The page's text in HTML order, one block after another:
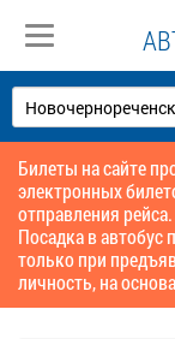
Билеты на сайте
электронных
отправления
Посадка в автобус
только при
личность, на